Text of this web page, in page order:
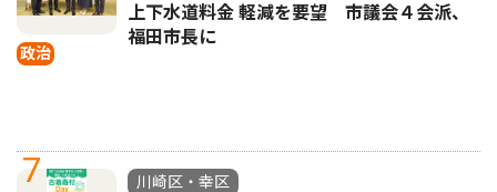
政治
上下水道料金 軽減を要望 市議会４会派、
福田市長に
7
川崎区・幸区